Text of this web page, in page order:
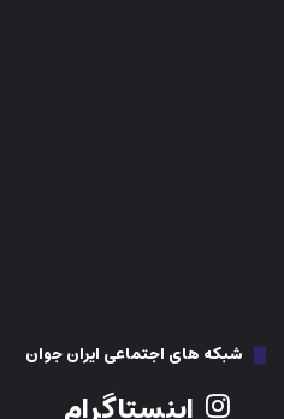
شبکه های اجتماعی ایران جوان